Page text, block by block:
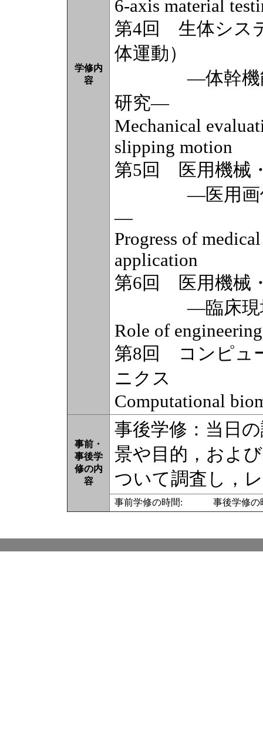
学修内
容
6-axis material
第4回 生体シス
体運動）
―体幹機能と
研究―
Mechanical
slipping motion
第5回 医用機械
―医用画像診
―
Progress of
application
第6回 医用機械
―臨床現場
Role of
第8回 コンピュ
ニクス
Computational
事前・
事後学
修の内
容
事後学修：当日
景や目的，およ
ついて調査し，
事前学修の時間: 事後学修の